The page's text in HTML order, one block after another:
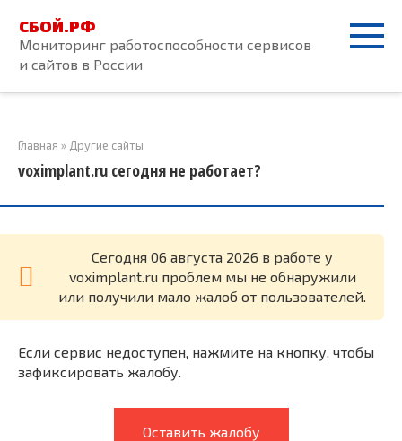
контенту
СБОЙ.РФ
Мониторинг работоспособности сервисов
и сайтов в России
Главная » Другие сайты
voximplant.ru сегодня не работает?
Cегодня 06 августа 2026 в работе у
voximplant.ru проблем мы не обнаружили
или получили мало жалоб от пользователей.
Если сервис недоступен, нажмите на кнопку, чтобы
зафиксировать жалобу.
Оставить жалобу